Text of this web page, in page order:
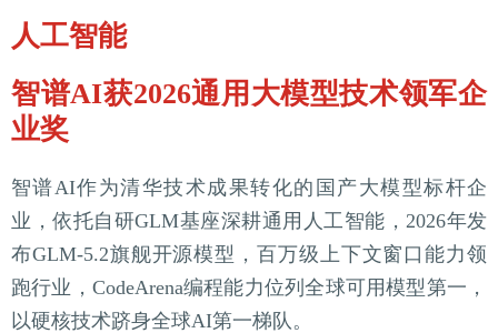
人工智能
智谱AI获2026通用大模型技术领军企
业奖
智谱AI作为清华技术成果转化的国产大模型标杆企
业，依托自研GLM基座深耕通用人工智能，2026年发
布GLM-5.2旗舰开源模型，百万级上下文窗口能力领
跑行业，CodeArena编程能力位列全球可用模型第一，
以硬核技术跻身全球AI第一梯队。